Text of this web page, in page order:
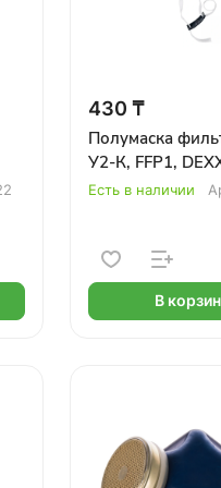
430 ₸
Полумаска
У2-К, FFP1,
Есть в наличии
В